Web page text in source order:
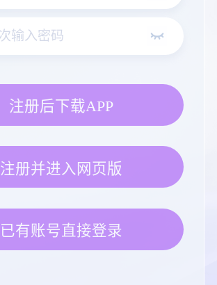
注册后下载APP
注册并进入网页版
已有账号直接登录